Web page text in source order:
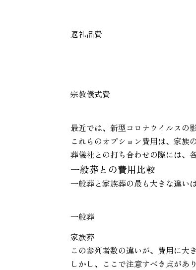
返礼品費
宗教儀式費
最近では、新型コロナウイルスの
これらのオプション費用は、家族
葬儀社との打ち合わせの際には、
一般葬との費用比較
一般葬と家族葬の最も大きな違い
一般葬
家族葬
この参列者数の違いが、費用に大
しかし、ここで注意すべき点があ